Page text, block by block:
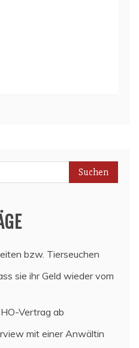
bzw. Tierseuchen
sie ihr Geld wieder vom
Vertrag ab
mit einer Anwältin